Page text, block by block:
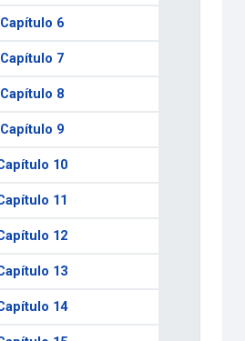
6
7
8
9
10
11
12
13
14